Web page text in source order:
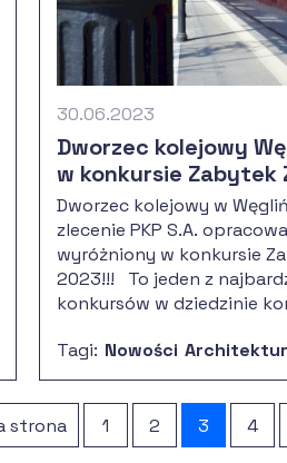
30.06.2023
Dworzec kolejowy
w konkursie Zabytek
Dworzec kolejowy w
zlecenie PKP S.A.
wyróżniony w konkursie
2023!!! To jeden z najbardziej prestiżowych
konkursów w dziedzinie
pół wieku. Jego
Kultury i Dziedzictwa
Konserwator Zabytków.
zakwalifikowały się 42
w tym kompleks dworca
Tagi: Nowości
strona 1 2 3 4